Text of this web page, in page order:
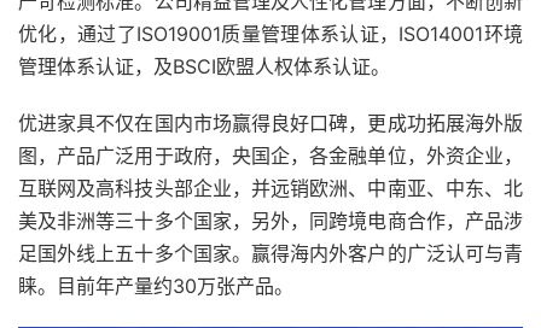
优化，通过了ISO19001质量管理体系认证，ISO14001环境
管理体系认证，及BSCI欧盟人权体系认证。
优进家具不仅在国内市场赢得良好口碑，更成功拓展海外版
图，产品广泛用于政府，央国企，各金融单位，外资企业，
互联网及高科技头部企业，并远销欧洲、中南亚、中东、北
美及非洲等三十多个国家，另外，同跨境电商合作，产品涉
足国外线上五十多个国家。赢得海内外客户的广泛认可与青
睐。目前年产量约30万张产品。